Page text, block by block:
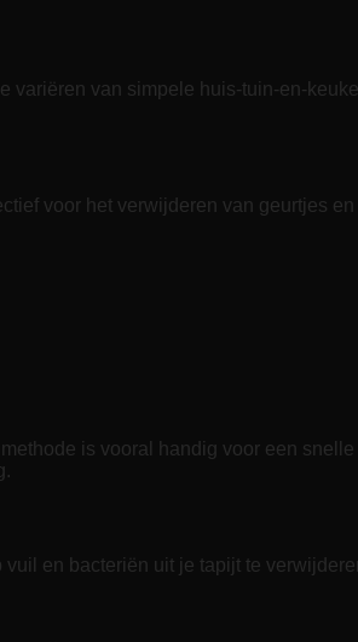
van simpele huis-tuin-en-
voor het verwijderen van geurtjes
is vooral handig voor een
en bacteriën uit je tapijt te